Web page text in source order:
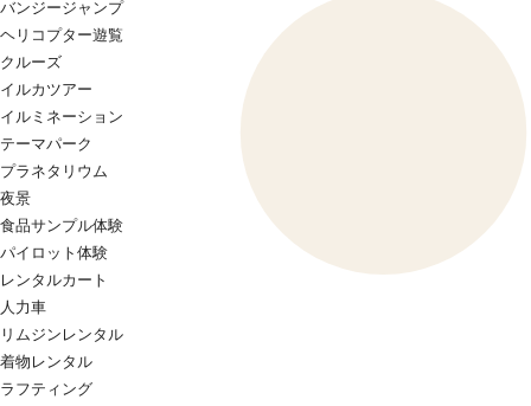
バンジージャンプ
ヘリコプター遊覧
クルーズ
イルカツアー
イルミネーション
テーマパーク
プラネタリウム
夜景
食品サンプル体験
パイロット体験
レンタルカート
人力車
リムジンレンタル
着物レンタル
ラフティング